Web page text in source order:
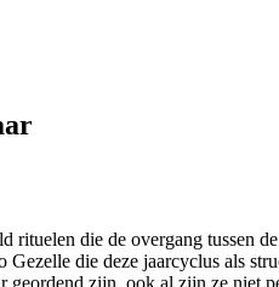
rituelen die de overgang tussen
die deze jaarcyclus als
geordend zijn, ook al zijn ze niet